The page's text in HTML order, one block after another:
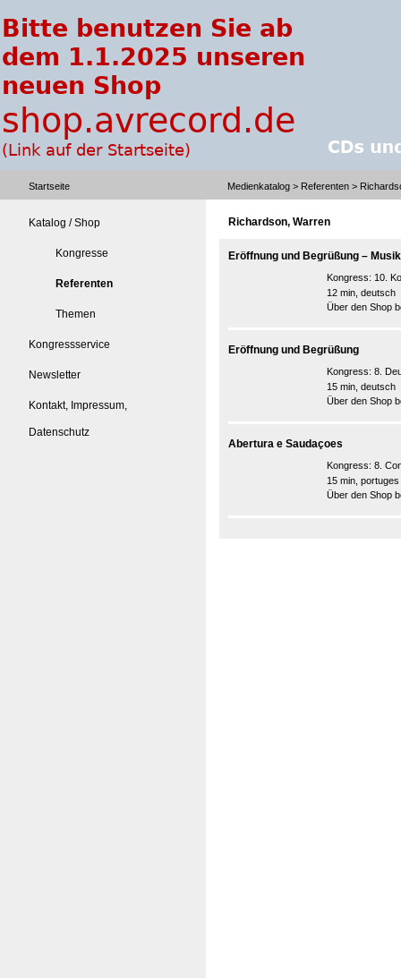
Startseite Medienkatalog > Referenten >
Katalog / Shop
Kongresse
Referenten
Themen
Kongressservice
Newsletter
Kontakt, Impressum,
Datenschutz
Richardson, Warren
Eröffnung und Begrüßung –
Kongress: 10.
12 min, deutsch
Über den Shop
Eröffnung und Begrüßung
Kongress: 8.
15 min, deutsch
Über den Shop
Abertura e Saudaçoes
Kongress: 8.
15 min, portuges
Über den Shop